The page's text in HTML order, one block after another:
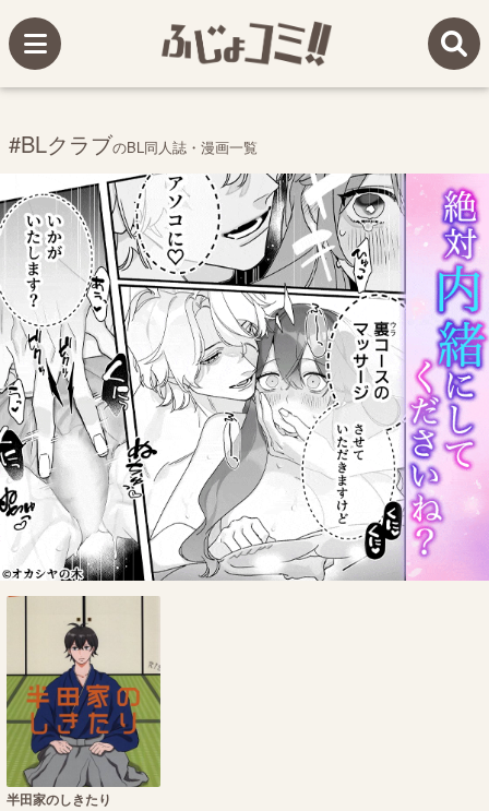
#BLクラブのBL同人誌・漫画一覧
半田家のしきたり